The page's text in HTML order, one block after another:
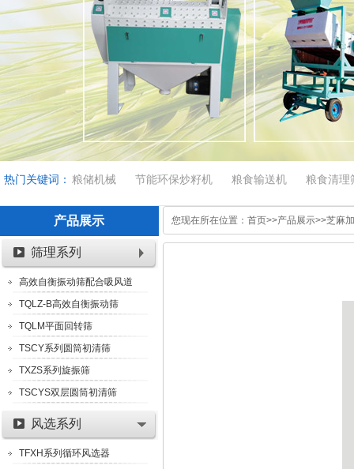
热门关键词： 粮储机械 节能环保炒籽机 粮食输送机 粮食清理
产品展示
筛理系列
高效自衡振动筛配合吸风道
TQLZ-B高效自衡振动筛
TQLM平面回转筛
TSCY系列圆筒初清筛
TXZS系列旋振筛
TSCYS双层圆筒初清筛
风选系列
TFXH系列循环风选器
您现在所在位置： 首页>>产品展示>>芝麻